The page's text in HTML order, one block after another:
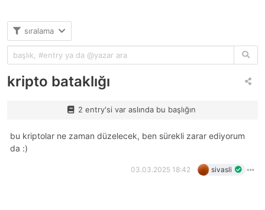
sıralama
kripto bataklığı
2 entry'si var aslında bu başlığın
bu kriptolar ne zaman düzelecek, ben sürekli zarar ediyorum
da :)
03.03.2025 18:42 sivasli